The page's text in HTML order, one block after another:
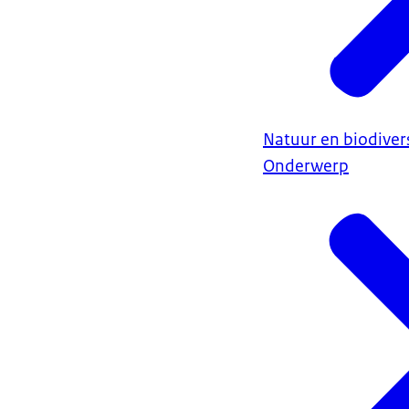
Natuur en
Onderwerp